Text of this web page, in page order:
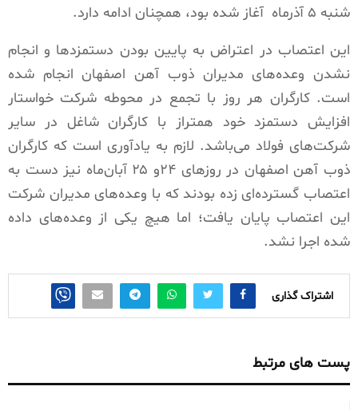
شنبه ۵ آذرماه آغاز شده بود، همچنان ادامه دارد.
این اعتصاب در اعتراض به پایین بودن دستمزدها و انجام
نشدن وعده‌های مدیران ذوب آهن اصفهان انجام شده
است. کارگران هر روز با تجمع در محوطه شرکت خواستار
افزایش دستمزد خود همتراز با کارگران شاغل در سایر
شرکت‌های فولاد می‌باشد. لازم به یادآوری است که کارگران
ذوب آهن اصفهان در روزهای ۲۴و ۲۵ آبان‌ماه نیز دست به
اعتصاب گسترده‌ای زده بودند که با وعده‌‌های مدیران شرکت
این اعتصاب پایان یافت؛ اما هیچ یکی از وعده‌های داده
شده اجرا نشد.
اشتراک گذاری
پست های مرتبط